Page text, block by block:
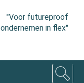
"Voor futureproof
ondernemen in flex"